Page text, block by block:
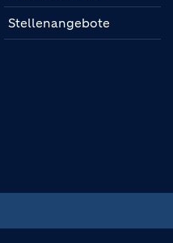
Stellenangebote